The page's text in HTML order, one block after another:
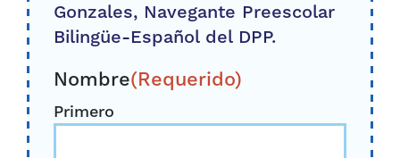
Gonzales, Navegante Preescolar
Bilingüe-Español del DPP.
Nombre(Requerido)
Primero